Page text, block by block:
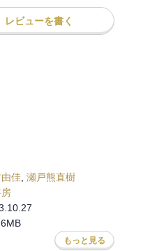
レビューを書く
佳 瀬戸熊直樹
もっと見る